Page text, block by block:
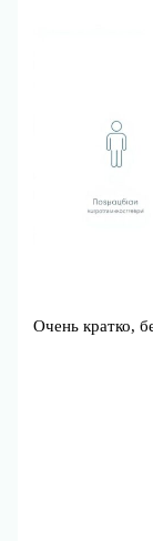
Очень кратко,